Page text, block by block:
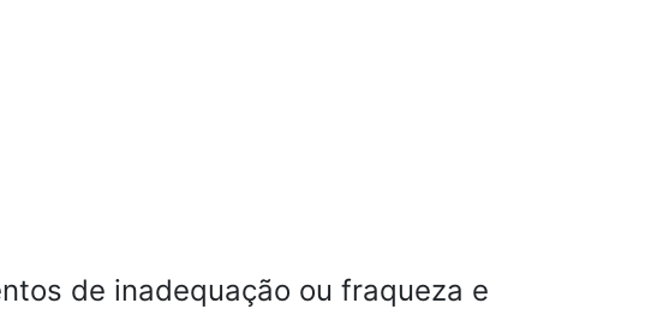
de inadequação ou fraqueza e